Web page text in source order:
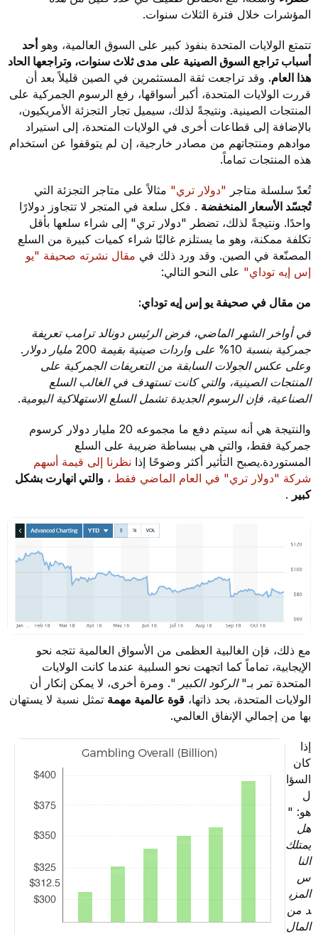
المؤشرات خلال فترة الثلاث سنوات.
تتمتع الولايات المتحدة بنفوذ كبير على السوق العالمية، وهوأحد
أسباب تراجع السوق الصينية على مدى ثلاث سنوات، وتراجعها الحاد
هذا العام.وقد تراجعت ثقة المستثمرين في الصين قليلاً بعد أن
قررت الولايات المتحدة، أكبر أسواقها، رفع الرسوم الجمركية على
المنتجات الصينية. ونتيجةً لذلك، سيميل تجار التجزئة الأمريكيون،
بالإضافة إلى قطاعات أخرى في الولايات المتحدة، إلى استيراد
موادهم ومنتجاتهم من مصادر خارجية، إن لم يتوقفوا عن استخدام
هذه المنتجات تماماً.
تُعدّ سلسلة متاجر "دولار تري"مثالاً على متاجر التجزئة التي
تُجسّد الأسعار المنخفضة. فكل سلعة في المتجر لا تتجاوز دولارًا
واحدًا. ونتيجةً لذلك، تضطر "دولار تري" إلى شراء سلعها بأقل
تكلفة ممكنة، وهو ما يستلزم غالبًا شراء كميات كبيرة من السلع
المصنّعة في الصين. وقد ورد ذلك في مقال نشرته صحيفة "يو
إس إيه توداي"على النحو التالي:
من مقال في صحيفة يو إس إيه توداي:
في أواخر الشهر الماضي، فرض الرئيس دونالد ترامب تعريفة
جمركية بنسبة 10% على واردات صينية بقيمة 200 مليار دولار.
وعلى عكس الجولات السابقة من التعريفات الجمركية على
المنتجات الصينية، والتي كانت تستهدف في الغالب السلع
الصناعية، فإن الرسوم الجديدة تشمل السلع الاستهلاكية اليومية.
والنتيجة هي أنه سيتم دفع ما مجموعه 20 مليار دولار كرسوم
جمركية فقط، والتي هي ببساطة ضريبة على السلع
المستوردة.يصبح التأثير أكثر وضوحًا إذانظرنا إلى قيمة أسهم
شركة "دولار تري" في العام الماضي فقط،والتي انهارت بشكل
كبير.
مع ذلك، فإن الغالبية العظمى من الأسواق العالمية تتجه نحو
الإيجابية، تماماً كما اتجهت نحو السلبية عندما كانت الولايات
المتحدة تمر بـ"الركود الكبير". ومرة أخرى، لا يمكن إنكار أن
الولايات المتحدة، بحد ذاتها،قوة عالمية مهمةتمثل نسبة لا يستهان
بها من إجمالي الإنفاق العالمي.
إذا
كان
السؤا
ل
هو: "
هل
يمتلك
النا
س
المزي
د من
المال